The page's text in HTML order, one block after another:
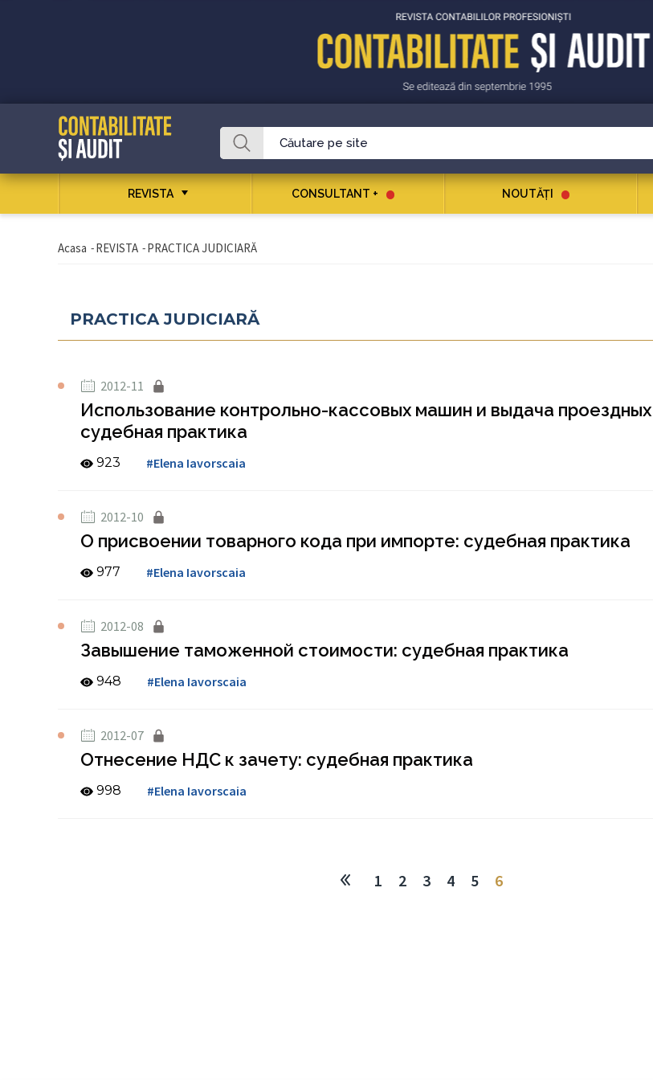
REVISTA CONSULTANT + NOUTĂŢI
Acasa -REVISTA -PRACTICA JUDICIARĂ
PRACTICA JUDICIARĂ
2012-11
Использование контрольно-кассовых машин и выдача
судебная практика
923 #Elena Iavorscaia
2012-10
O присвоении товарного кода при импорте: судебная практика
977 #Elena Iavorscaia
2012-08
Завышение таможенной стоимости: судебная практика
948 #Elena Iavorscaia
2012-07
Отнесение НДС к зачету: судебная практика
998 #Elena Iavorscaia
1 2 3 4 5 6